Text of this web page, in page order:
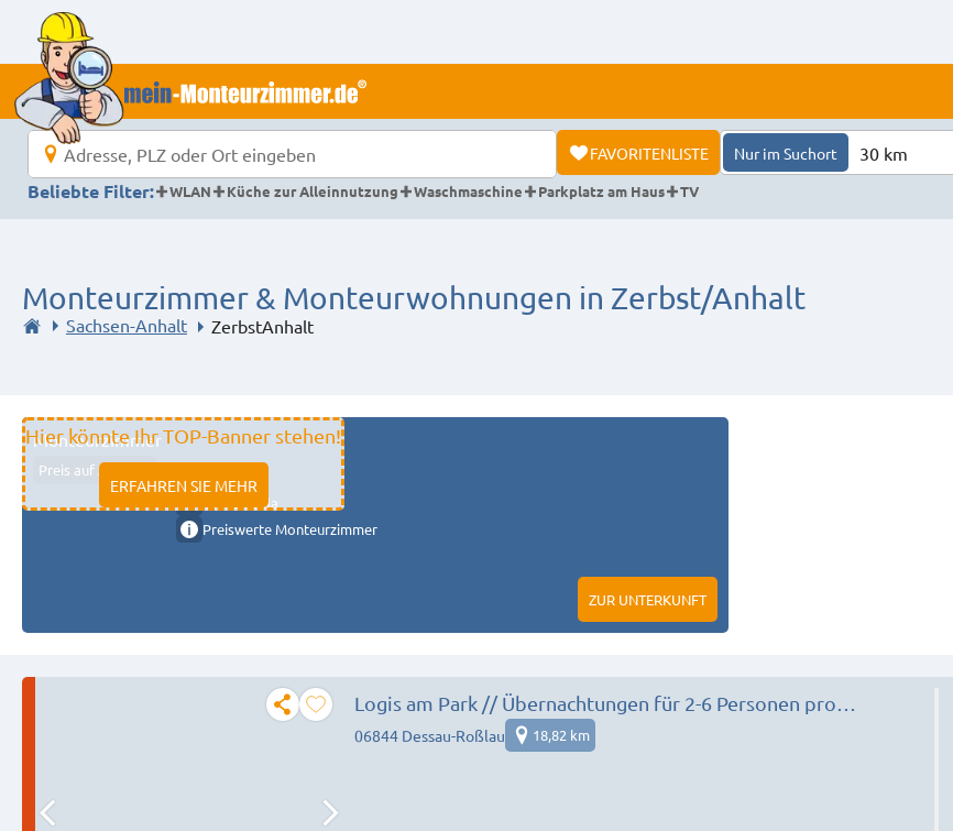
FAVORITENLISTE Nur im Suchort 30 km
Beliebte Filter:
WLAN Küche zur Alleinnutzung Waschmaschine Parkplatz am Haus TV
Monteurzimmer & Monteurwohnungen in Zerbst/Anhalt
Sachsen-Anhalt ZerbstAnhalt
Hier könnte Ihr TOP-Banner stehen!
ERFAHREN SIE MEHR
Monteurzimmer
Preis auf Anfrage
11333 fulda
Preiswerte Monteurzimmer
ZUR UNTERKUNFT
Logis am Park // Übernachtungen für 2-6 Personen pro
Wohnung // Tel.: 0177 786 2402
06844 Dessau-Roßlau 18,82 km